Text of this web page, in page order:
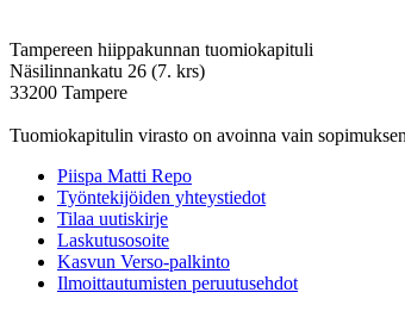
Tampereen hiippakunnan tuomiokapituli
Näsilinnankatu 26 (7. krs)
33200 Tampere
Tuomiokapitulin virasto on avoinna vain
Piispa Matti Repo
Työntekijöiden yhteystiedot
Tilaa uutiskirje
Laskutusosoite
Kasvun Verso-palkinto
Ilmoittautumisten peruutusehdot